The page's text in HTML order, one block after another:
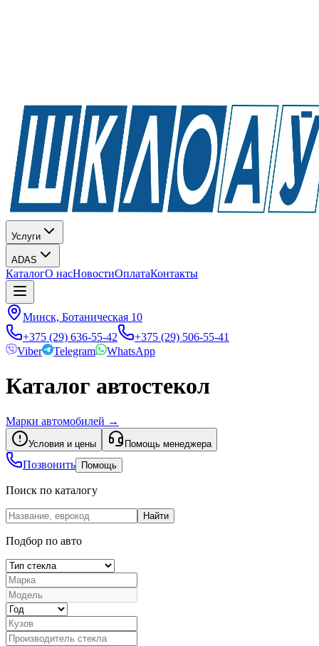
Услуги
ADAS
КаталогО насНовостиОплатаКонтакты
Минск, Ботаническая 10
+375 (29) 636-55-42
+375 (29) 506-55-41
Viber
Telegram WhatsApp
Каталог автостекол
Марки автомобилей →
Условия и цены Помощь менеджера
Позвонить Помощь
Поиск по каталогу
Найти
Подбор по авто